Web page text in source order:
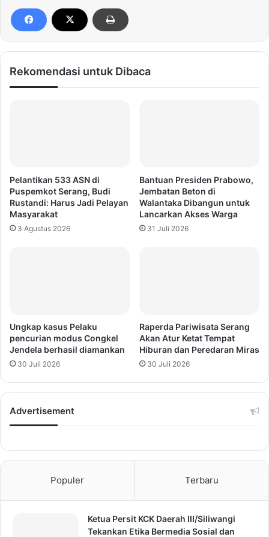
Rekomendasi untuk Dibaca
Pelantikan 533 ASN di
Puspemkot Serang, Budi
Rustandi: Harus Jadi Pelayan
Masyarakat
3 Agustus 2026
Bantuan Presiden Prabowo,
Jembatan Beton di
Walantaka Dibangun untuk
Lancarkan Akses Warga
31 Juli 2026
Ungkap kasus Pelaku
pencurian modus Congkel
Jendela berhasil diamankan
30 Juli 2026
Raperda Pariwisata Serang
Akan Atur Ketat Tempat
Hiburan dan Peredaran Miras
30 Juli 2026
Advertisement
Populer Terbaru
Ketua Persit KCK Daerah III/Siliwangi
Tekankan Etika Bermedia Sosial dan